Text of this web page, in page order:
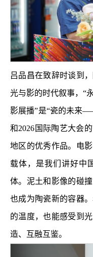
吕品昌在致辞时谈到
光与影的时代叙事，“
影展播”是“瓷的未来
和2026国际陶艺大会
地区的优秀作品。电
载体，是我们讲好中
体。泥土和影像的碰
也成为陶瓷新的容器
的温度，也能感受到
造、互融互鉴。